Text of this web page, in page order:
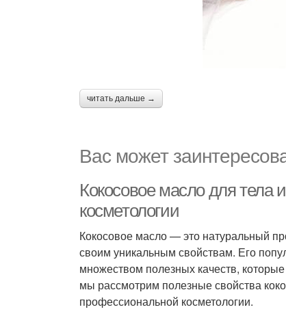
читать дальше →
Вас может
Кокосовое масло для тела
косметологии
Кокосовое масло — это натуральный
своим уникальным свойствам. Его
множеством полезных качеств,
мы рассмотрим полезные свойства
профессиональной косметологии.